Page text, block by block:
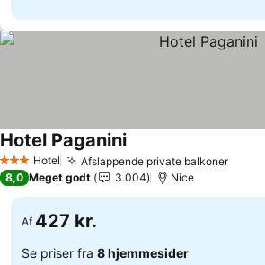
3 StjernerHotel Afslappende private balkoner
Hotel Paganini
8,0 Meget godt 3.004 Nice
Af 427 kr.
Se priser fra 8 hjemmesider